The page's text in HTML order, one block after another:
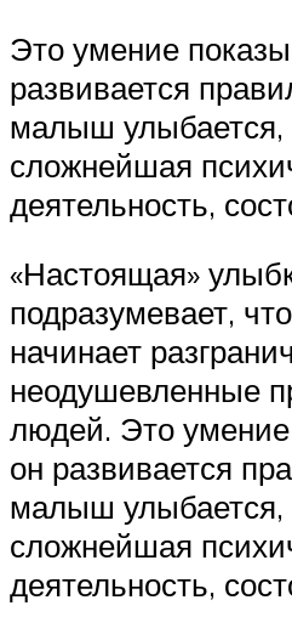
Это умение
развивается
малыш улыбается,
сложнейшая
деятельность,
«Настоящая»
подразумевает,
начинает
неодушевленные
людей. Это умение
он развивается
малыш улыбается,
сложнейшая
деятельность,